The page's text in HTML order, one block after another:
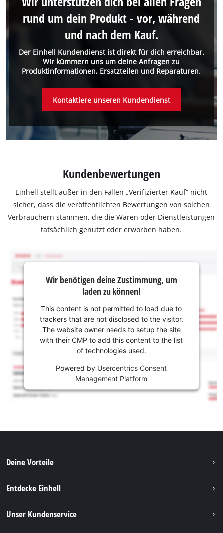
Der Einhell Kundendienst ist direkt für dich erreichbar.
Wir kümmern uns um deine Anfragen zu
Produktinformationen, Ersatzteilen und Reparaturen.
rund um dein Produkt - vor, während
und nach dem Kauf.
Kontaktiere unseren Kundendienst
Kundenbewertungen
Einhell stellt außer in den Fällen „Verifizierter Kauf“ nicht
sicher, dass die veröffentlichten Bewertungen von solchen
Verbrauchern stammen, die die Waren oder Dienstleistungen
tatsächlich genutzt oder erworben haben.
Wir benötigen deine Zustimmung, um
laden zu können!
This content is not permitted to load due to
trackers that are not disclosed to the visitor.
The website owner needs to setup the site
with their CMP to add this content to the list
of technologies used.
Powered by Usercentrics Consent
Management Platform
Deine Vorteile
Entdecke Einhell
Unser Kundenservice